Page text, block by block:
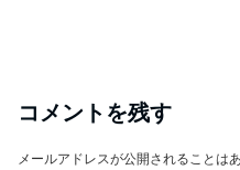
コメントを残す
メールアドレスが公開されることは